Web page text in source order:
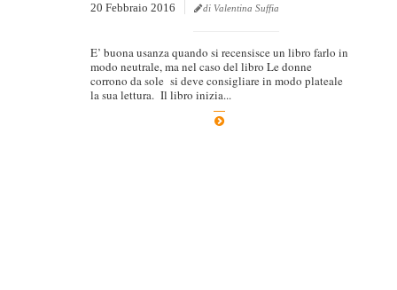
20 Febbraio 2016 di Valentina Suffia
E’ buona usanza quando si recensisce un libro farlo in
modo neutrale, ma nel caso del libro Le donne
corrono da sole si deve consigliare in modo plateale
la sua lettura. Il libro inizia...